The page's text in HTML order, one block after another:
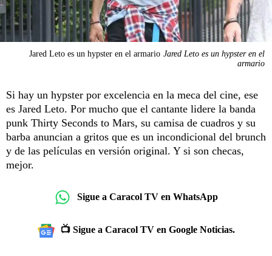
Jared Leto es un hypster en el armario Jared Leto es un hypster en el
armario
Si hay un hypster por excelencia en la meca del cine, ese
es Jared Leto. Por mucho que el cantante lidere la banda
punk Thirty Seconds to Mars, su camisa de cuadros y su
barba anuncian a gritos que es un incondicional del brunch
y de las películas en versión original. Y si son checas,
mejor.
Sigue a Caracol TV en WhatsApp
📺 Sigue a Caracol TV en Google Noticias.